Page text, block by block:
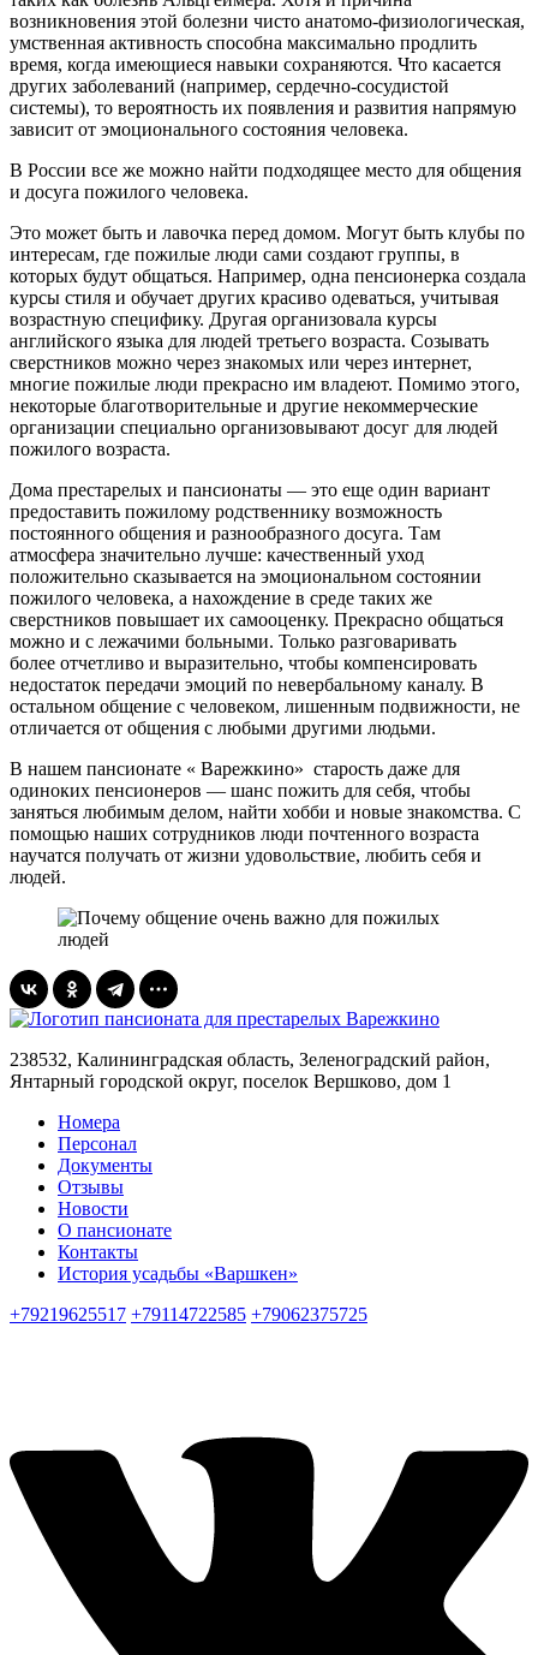
возникновения этой болезни чисто анатомо-физиологическая,
умственная активность способна максимально продлить
время, когда имеющиеся навыки сохраняются. Что касается
других заболеваний (например, сердечно-сосудистой
системы), то вероятность их появления и развития напрямую
зависит от эмоционального состояния человека.
В России все же можно найти подходящее место для общения
и досуга пожилого человека.
Это может быть и лавочка перед домом. Могут быть клубы по
интересам, где пожилые люди сами создают группы, в
которых будут общаться. Например, одна пенсионерка создала
курсы стиля и обучает других красиво одеваться, учитывая
возрастную специфику. Другая организовала курсы
английского языка для людей третьего возраста. Созывать
сверстников можно через знакомых или через интернет,
многие пожилые люди прекрасно им владеют. Помимо этого,
некоторые благотворительные и другие некоммерческие
организации специально организовывают досуг для людей
пожилого возраста.
Дома престарелых и пансионаты — это еще один вариант
предоставить пожилому родственнику возможность
постоянного общения и разнообразного досуга. Там
атмосфера значительно лучше: качественный уход
положительно сказывается на эмоциональном состоянии
пожилого человека, а нахождение в среде таких же
сверстников повышает их самооценку. Прекрасно общаться
можно и с лежачими больными. Только разговаривать
более отчетливо и выразительно, чтобы компенсировать
недостаток передачи эмоций по невербальному каналу. В
остальном общение с человеком, лишенным подвижности, не
отличается от общения с любыми другими людьми.
В нашем пансионате « Варежкино» старость даже для
одиноких пенсионеров — шанс пожить для себя, чтобы
заняться любимым делом, найти хобби и новые знакомства. С
помощью наших сотрудников люди почтенного возраста
научатся получать от жизни удовольствие, любить себя и
людей.
238532, Калининградская область, Зеленоградский район,
Янтарный городской округ, поселок Вершково, дом 1
Номера
Персонал
Документы
Отзывы
Новости
О пансионате
Контакты
История усадьбы «Варшкен»
+79219625517 +79114722585 +79062375725